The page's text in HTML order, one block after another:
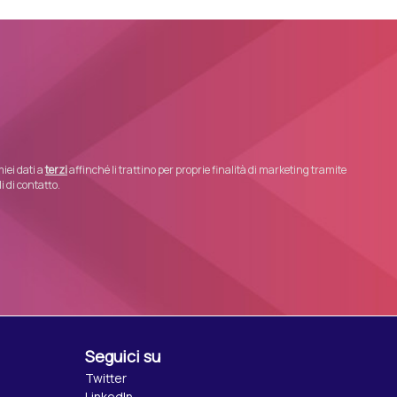
dati aterziaffinché li trattino per proprie finalità di marketing tramite
di contatto.
Seguici su
Twitter